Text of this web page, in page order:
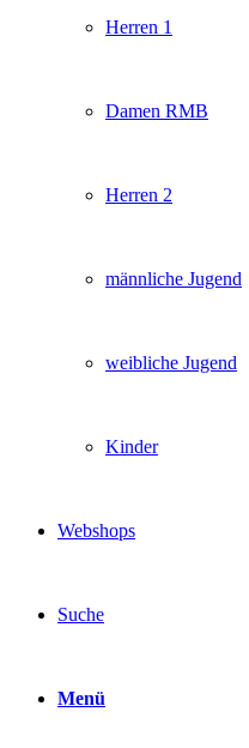
Herren 1
Damen RMB
Herren 2
männliche Jugend
weibliche Jugend
Kinder
Webshops
Suche
Menü